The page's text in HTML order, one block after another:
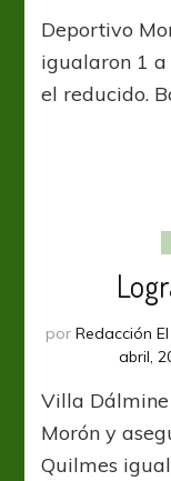
Deportivo
igualaron 1 a
el reducido.
por Redacción
abril,
Villa
Morón y
Quilmes